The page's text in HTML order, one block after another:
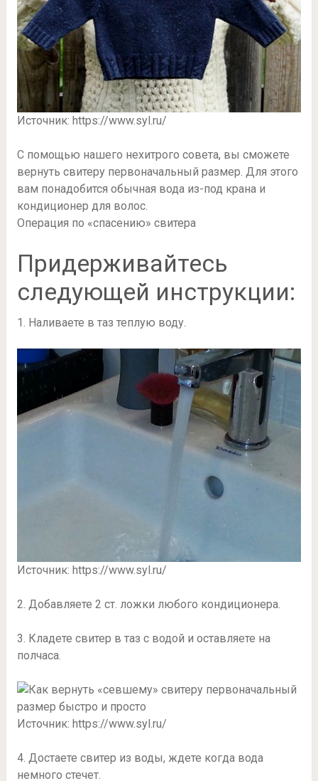
Источник: https://www.syl.ru/
С помощью нашего нехитрого совета, вы сможете
вернуть свитеру первоначальный размер. Для этого
вам понадобится обычная вода из-под крана и
кондиционер для волос.
Операция по «спасению» свитера
Придерживайтесь
следующей инструкции:
1. Наливаете в таз теплую воду.
Источник: https://www.syl.ru/
2. Добавляете 2 ст. ложки любого кондиционера.
3. Кладете свитер в таз с водой и оставляете на
полчаса.
Источник: https://www.syl.ru/
4. Достаете свитер из воды, ждете когда вода
немного стечет.